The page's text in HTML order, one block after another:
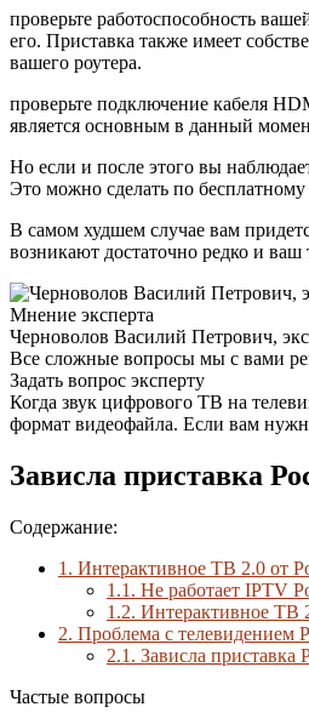
проверьте работоспособность
его. Приставка также имеет
вашего роутера.
проверьте подключение кабеля
является основным в данный
Но если и после этого вы
Это можно сделать по
В самом худшем случае вам
возникают достаточно редко и ваш
Мнение эксперта
Черноволов Василий Петрович,
Все сложные вопросы мы с вами
Задать вопрос эксперту
Когда звук цифрового ТВ на
формат видеофайла. Если вам
Зависла приставка
Содержание:
1. Интерактивное ТВ 2.0 от
1.1. Не работает IPTV
1.2. Интерактивное ТВ
2. Проблема с телевидением
2.1. Зависла приставка
Частые вопросы